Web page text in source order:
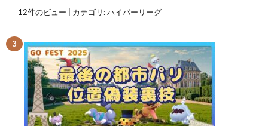
12件のビュー カテゴリ:ハイパーリーグ